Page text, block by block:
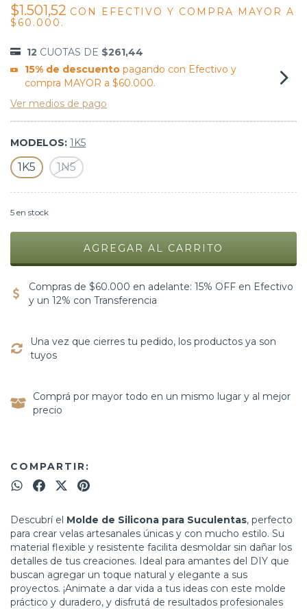
$1.501,52 CON
EFECTIVO Y COMPRA MAYOR A
$60.000.
12 CUOTAS DE $261,44
15% de descuentopagando con Efectivo y
compra MAYOR a $60.000.
Ver medios de pago
MODELOS: 1K5
1K5 1N5
5 en stock
Compras de $60.000 en adelante: 15% OFF en Efectivo
y un 12% con Transferencia
Una vez que cierres tu pedido, los productos ya son
tuyos
Comprá por mayor todo en un mismo lugar y al mejor
precio
COMPARTIR:
Descubrí el Molde de Silicona para Suculentas, perfecto
para crear velas artesanales únicas y con mucho estilo. Su
material flexible y resistente facilita desmoldar sin dañar los
detalles de tus creaciones. Ideal para amantes del DIY que
buscan agregar un toque natural y elegante a sus
proyectos. ¡Animate a dar vida a tus ideas con este molde
práctico y duradero, y disfrutá de resultados profesionales